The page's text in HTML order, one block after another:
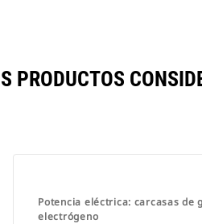
Potencia eléctrica: carcasas de
electrógeno